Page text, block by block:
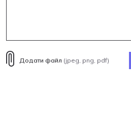
Додати файл (jpeg, png, pdf)